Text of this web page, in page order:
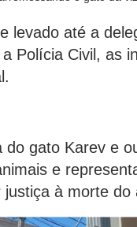
levado até a
Polícia Civil, as
gato Karev e
e
à morte do